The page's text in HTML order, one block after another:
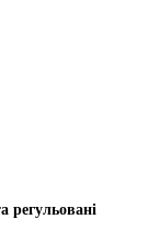
регульовані